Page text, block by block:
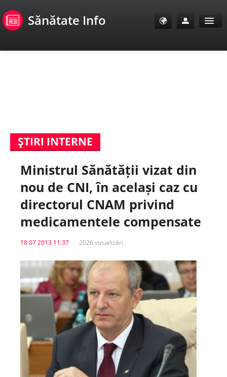
Sănătate Info
E-Sănătate Pacienți
E-Sănătate Medici
E-Sănătate Instituții
Tuberculoza Info
Centrul PAS
Școala E-Sănătate
SanoTeca
ŞTIRI INTERNE
Ministrul Sănătății vizat din
nou de CNI, în același caz cu
directorul CNAM privind
medicamentele compensate
18 07 2013 11:37 2026 vizualizări